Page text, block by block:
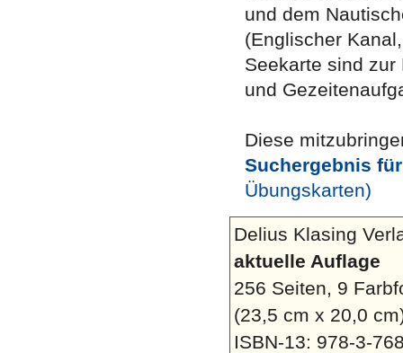
und dem
(Englischer
Seekarte sind
und
Diese
Suchergebnis
Übungskarten)
Delius Klasing
aktuelle Auflage
256 Seiten, 9
(23,5 cm x 20,0
ISBN-13: 978-3-